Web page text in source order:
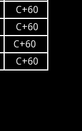
C+60
C+60
C+60
C+60